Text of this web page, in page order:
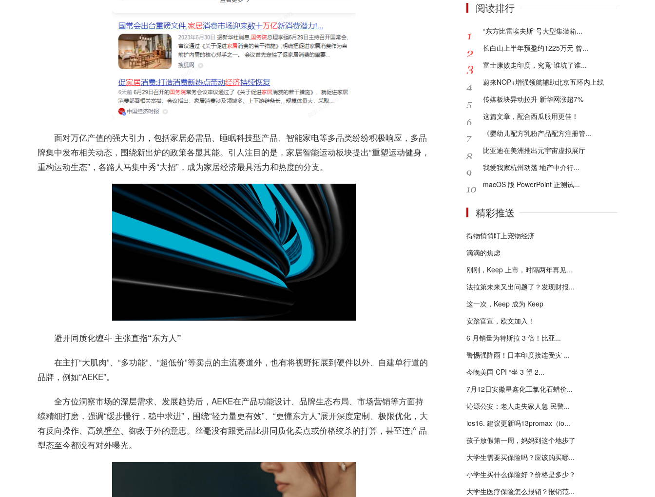
面对万亿产值的强大引力，包括家居必需品、睡眠科技型产品、智能家电等多品类纷纷积极响应，多品
牌集中发布相关动态，围绕新出炉的政策各显其能。引人注目的是，家居智能运动板块提出“重塑运动健身，
重构运动生态”，各路人马集中秀“大招”，成为家居经济最具活力和热度的分支。
避开同质化缠斗 主张直指“东方人”
在主打“大肌肉”、“多功能”、“超低价”等卖点的主流赛道外，也有将视野拓展到硬件以外、自建单行道的
品牌，例如“AEKE”。
全方位洞察市场的深层需求、发展趋势后，AEKE在产品功能设计、品牌生态布局、市场营销等方面持
续精细打磨，强调“缓步慢行，稳中求进”，围绕“轻力量更有效”、“更懂东方人”展开深度定制、极限优化，大
有反向操作、高筑壁垒、御敌于外的意思。丝毫没有跟竞品比拼同质化卖点或价格绞杀的打算，甚至连产品
型态至今都没有对外曝光。
阅读排行
“东方比雷埃夫斯”号大型集装箱...
长白山上半年预盈约1225万元 曾...
富士康败走印度，究竟“谁坑了谁...
蔚来NOP+增强领航辅助北京五环内上线
传媒板块异动拉升 新华网涨超7%
这篇文章，配合西瓜服用更佳！
《婴幼儿配方乳粉产品配方注册管...
比亚迪在美洲推出元宇宙虚拟展厅
我爱我家杭州动荡 地产中介行...
macOS 版 PowerPoint 正测试...
精彩推送
得物悄悄盯上宠物经济
滴滴的焦虑
刚刚，Keep 上市，时隔两年再见...
法拉第未来又出问题了？发现财报...
这一次，Keep 成为 Keep
安踏官宣，欧文加入！
6 月销量为特斯拉 3 倍！比亚...
警惕强降雨！日本印度接连受灾 ...
今晚美国 CPI “坐 3 望 2...
7月12日安徽星鑫化工氯化石蜡价...
沁源公安：老人走失家人急 民警...
ios16. 建议更新吗13promax（io...
孩子放假第一周，妈妈到这个地步了
大学生需要买保险吗？应该购买哪...
小学生买什么保险好？价格是多少？
大学生医疗保险怎么报销？报销范...